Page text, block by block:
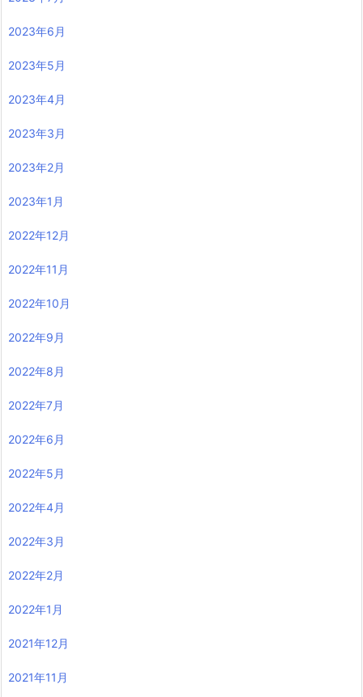
2023年6月
2023年5月
2023年4月
2023年3月
2023年2月
2023年1月
2022年12月
2022年11月
2022年10月
2022年9月
2022年8月
2022年7月
2022年6月
2022年5月
2022年4月
2022年3月
2022年2月
2022年1月
2021年12月
2021年11月